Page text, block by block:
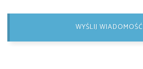
WYŚLIJ WIADOMOŚĆ